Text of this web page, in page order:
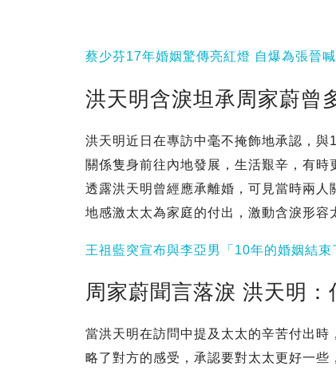
蔡少芬17年婚姻驚傳亮紅燈 自爆為張晉
洪天明含淚坦承周家蔚曾
洪天明近日在專訪中毫不掩飾地承認，
關係隻身前往內地發展，生活艱辛，有
透露洪天明曾經應承離婚，可見當時兩
地感激太太為家庭的付出，激動含淚形容
王祖藍突宣布與李亞男「10年的婚姻結束
周家蔚聞言落淚 洪天明：
當洪天明在訪問中提及太太的辛苦付出
略了對方的感受，承認要對太太更好一